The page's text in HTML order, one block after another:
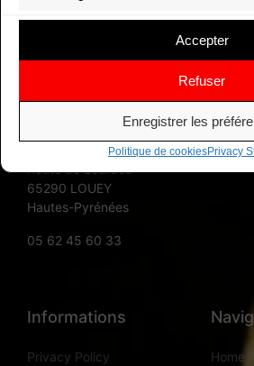
Accepter
Refuser
Enregistrer les
Politique de cookiesPrivacy
Zone Pyrène Aéropole
Route de Lourdes
65290 LOUEY
Hautes-Pyrénées
05 62 45 60 33
Informations
Privacy Policy
Home